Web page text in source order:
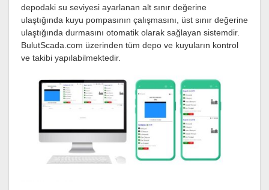
depodaki su seviyesi ayarlanan alt sınır değerine
ulaştığında kuyu pompasının çalışmasını, üst sınır değerine
ulaştığında durmasını otomatik olarak sağlayan sistemdir.
BulutScada.com üzerinden tüm depo ve kuyuların kontrol
ve takibi yapılabilmektedir.